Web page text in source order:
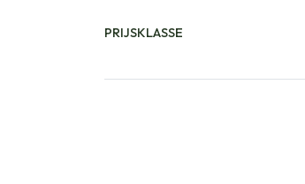
PRIJSKLASSE